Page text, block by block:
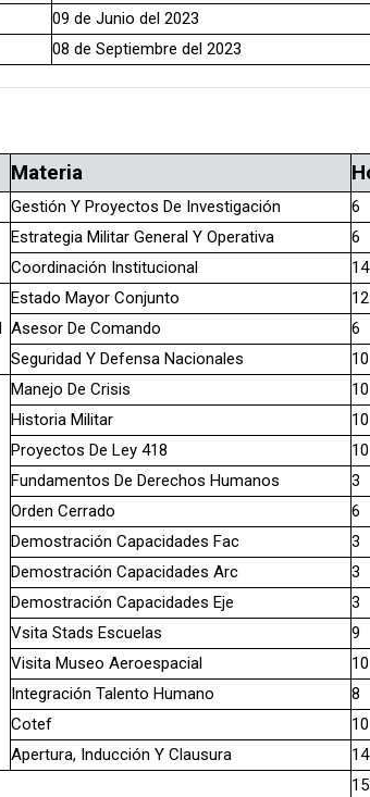
09 de Junio del 2023
08 de Septiembre del 2023
Materia
Gestión Y Proyectos De Investigación
6
Estrategia Militar General Y Operativa
6
Coordinación Institucional
14
Estado Mayor Conjunto
12
Asesor De Comando
6
Seguridad Y Defensa Nacionales
10
Manejo De Crisis
10
Historia Militar
10
Proyectos De Ley 418
10
Fundamentos De Derechos Humanos
3
Orden Cerrado
6
Demostración Capacidades Fac
3
Demostración Capacidades Arc
3
Demostración Capacidades Eje
3
Vsita Stads Escuelas
9
Visita Museo Aeroespacial
10
Integración Talento Humano
8
Cotef
10
Apertura, Inducción Y Clausura
14